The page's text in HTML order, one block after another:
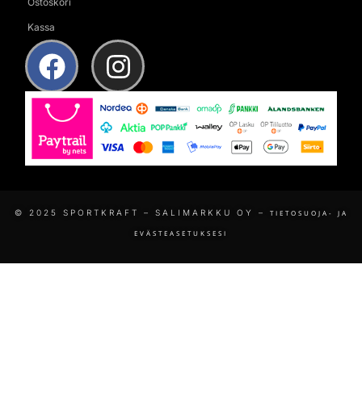
Kassa
© 2025 SPORTKRAFT – SALIMARKKU OY – TIETOSUOJA- JA
EVÄSTEASETUKSESI